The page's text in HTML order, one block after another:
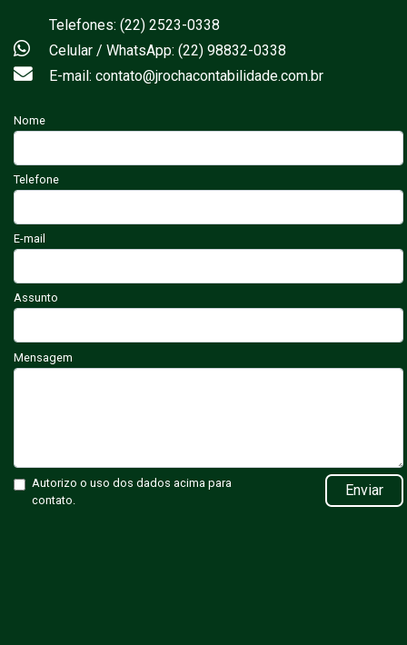
Telefones: (22) 2523-0338
Celular / WhatsApp: (22) 98832-0338
E-mail: contato@jrochacontabilidade.com.br
Nome
Telefone
E-mail
Assunto
Mensagem
Autorizo o uso dos dados acima para
contato.
Enviar